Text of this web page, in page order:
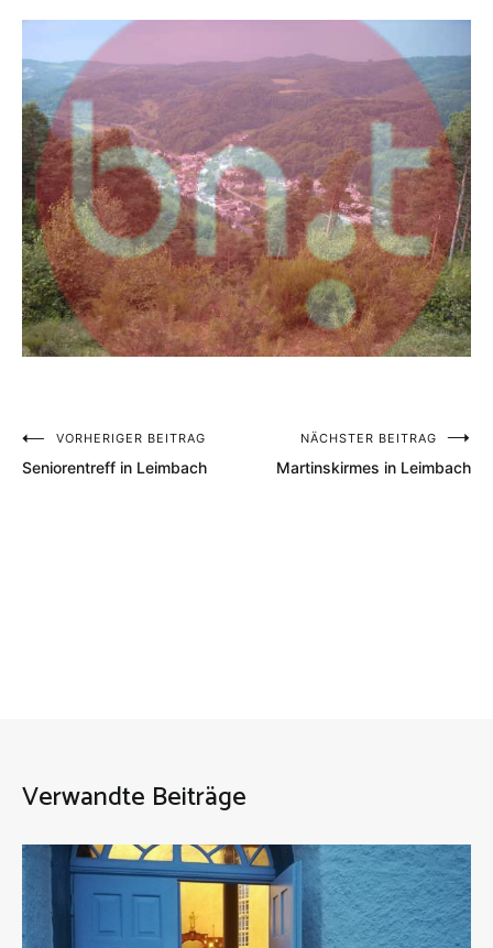
Beitragsnavigation
VORHERIGER BEITRAG
Seniorentreff in Leimbach
NÄCHSTER BEITRAG
Martinskirmes in Leimbach
Verwandte Beiträge